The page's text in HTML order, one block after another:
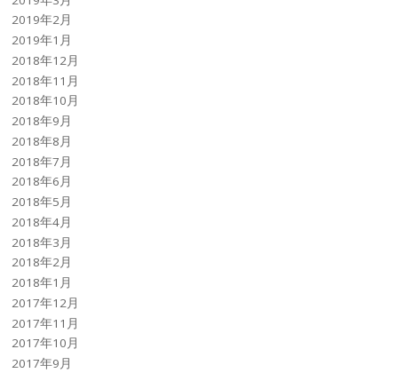
2019年2月
2019年1月
2018年12月
2018年11月
2018年10月
2018年9月
2018年8月
2018年7月
2018年6月
2018年5月
2018年4月
2018年3月
2018年2月
2018年1月
2017年12月
2017年11月
2017年10月
2017年9月